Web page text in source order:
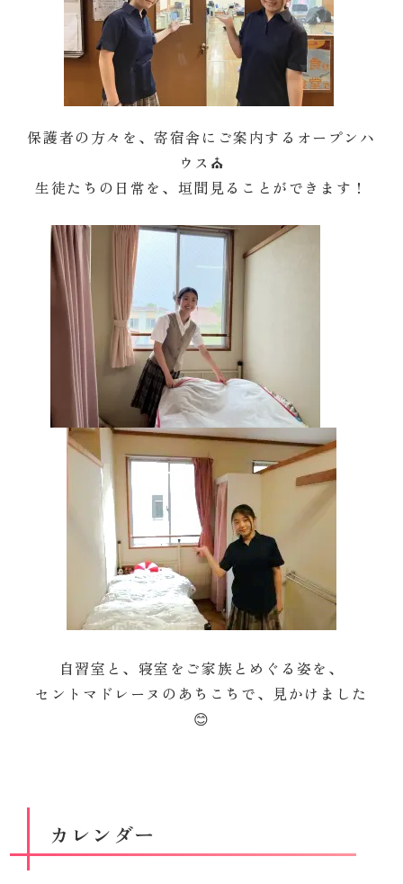
保護者の方々を、寄宿舎にご案内するオープンハ
ウス⛪
生徒たちの日常を、垣間見ることができます！
自習室と、寝室をご家族とめぐる姿を、
セントマドレーヌのあちこちで、見かけました
😊
カレンダー